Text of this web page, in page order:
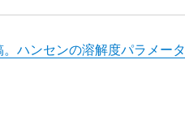
。ハンセンの溶解度パラ